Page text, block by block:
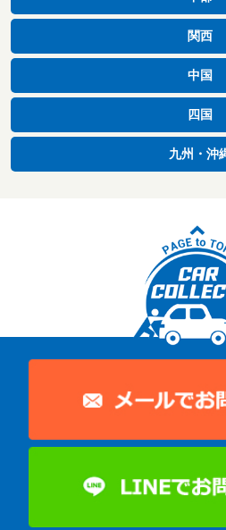
関西
中国
四国
九州・沖